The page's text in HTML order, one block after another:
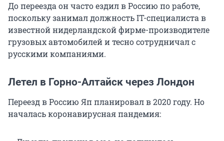
До переезда он часто ездил в Россию по работе,
поскольку занимал должность IT-специалиста в
известной нидерландской фирме-производителе
грузовых автомобилей и тесно сотрудничал с
русскими компаниями.
Летел в Горно-Алтайск через Лондон
Переезд в Россию Яп планировал в 2020 году. Но
началась коронавирусная пандемия: